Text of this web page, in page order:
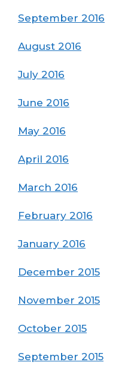
September 2016
August 2016
July 2016
June 2016
May 2016
April 2016
March 2016
February 2016
January 2016
December 2015
November 2015
October 2015
September 2015